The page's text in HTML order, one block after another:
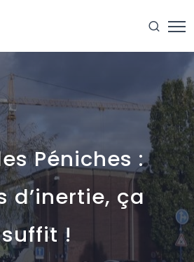
Péniches :
d’inertie, ça
suffit !